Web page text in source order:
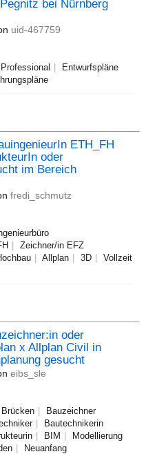
bei Nürnberg
uid-467759
Professional
Entwurfspläne
ETH_FH
oder
im Bereich
fredi_schmutz
Zeichner/in EFZ
Allplan 3D
Vollzeit
oder
x Allplan Civil in
gesucht
eibs_sle
Brücken
Bauzeichner
Bautechnikerin
BIM
Modellierung
Neuanfang